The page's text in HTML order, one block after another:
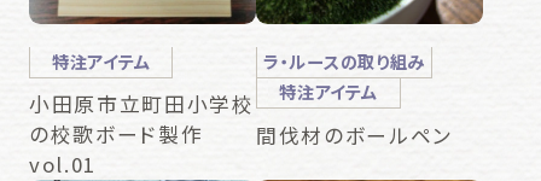
特注アイテム
小田原市立町田小学校
の校歌ボード製作
vol.01
ラ・ルースの取り組み
特注アイテム
間伐材のボールペン